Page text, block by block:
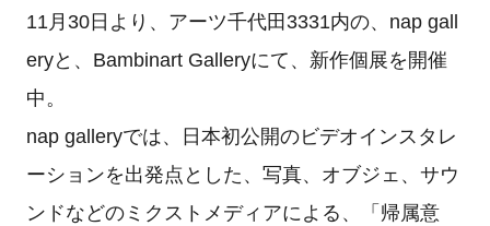
11月30日より、アーツ千代田3331内の、nap gall
eryと、Bambinart Galleryにて、新作個展を開催
中。
nap galleryでは、日本初公開のビデオインスタレ
ーションを出発点とした、写真、オブジェ、サウ
ンドなどのミクストメディアによる、「帰属意